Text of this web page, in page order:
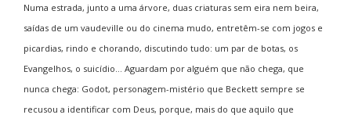
Numa estrada, junto a uma árvore, duas criaturas sem eira nem beira,
saídas de um vaudeville ou do cinema mudo, entretêm-se com jogos e
picardias, rindo e chorando, discutindo tudo: um par de botas, os
Evangelhos, o suicídio… Aguardam por alguém que não chega, que
nunca chega: Godot, personagem-mistério que Beckett sempre se
recusou a identificar com Deus, porque, mais do que aquilo que